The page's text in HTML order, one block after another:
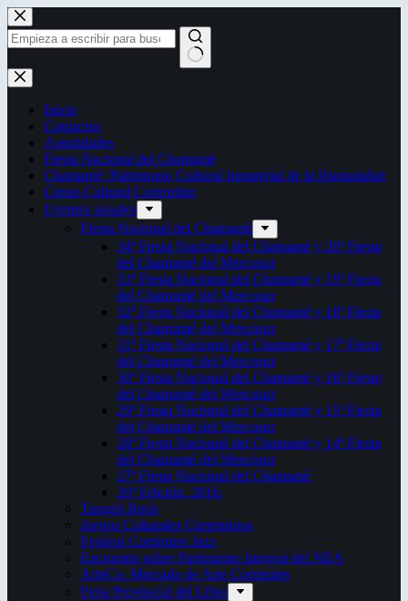
Saltar
al
contenido
Sin
resultados
Inicio
Contactos
Autoridades
Fiesta Nacional del Chamamé
Chamamé: Patrimonio Cultural Inmaterial de la Humanidad
Censo Cultural Correntino
Eventos anuales
Fiesta Nacional del Chamamé
34ª Fiesta Nacional del Chamamé y 20ª Fiesta
del Chamamé del Mercosur
33ª Fiesta Nacional del Chamamé y 19ª Fiesta
del Chamamé del Mercosur
32ª Fiesta Nacional del Chamamé y 18ª Fiesta
del Chamamé del Mercosur
31ª Fiesta Nacional del Chamamé y 17ª Fiesta
del Chamamé del Mercosur
30ª Fiesta Nacional del Chamamé y 16ª Fiesta
del Chamamé del Mercosur
29ª Fiesta Nacional del Chamamé y 15ª Fiesta
del Chamamé del Mercosur
28ª Fiesta Nacional del Chamamé y 14ª Fiesta
del Chamamé del Mercosur
27ª Fiesta Nacional del Chamamé
26ª Edición. 2016.
Taragüi Rock
Juegos Culturales Correntinos
Festival Corrientes Jazz
Encuentro sobre Patrimonio Integral del NEA
ArteCo. Mercado de Arte Corrientes
Feria Provincial del Libro